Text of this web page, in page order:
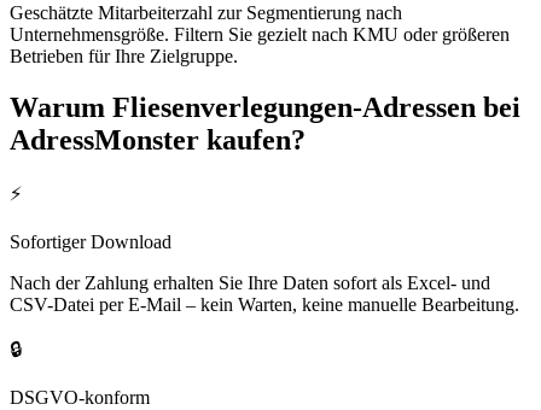
Geschätzte Mitarbeiterzahl zur Segmentierung nach
Unternehmensgröße. Filtern Sie gezielt nach KMU oder größeren
Betrieben für Ihre Zielgruppe.
Warum Fliesenverlegungen-Adressen bei
AdressMonster kaufen?
⚡
Sofortiger Download
Nach der Zahlung erhalten Sie Ihre Daten sofort als Excel- und
CSV-Datei per E-Mail – kein Warten, keine manuelle Bearbeitung.
🔒
DSGVO-konform